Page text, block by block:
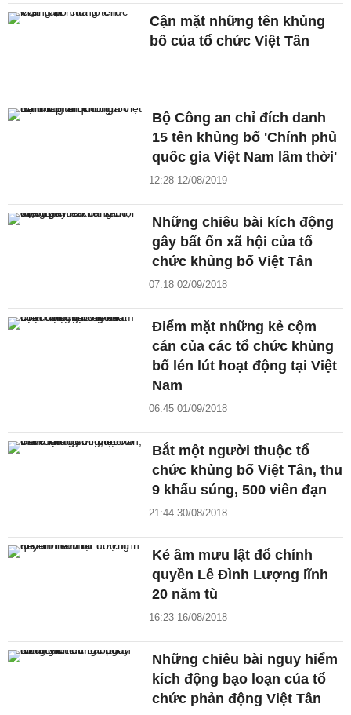
Cận mặt những tên khủng
bố của tổ chức Việt Tân
Bộ Công an chỉ đích danh
15 tên khủng bố 'Chính phủ
quốc gia Việt Nam lâm thời'
12:28 12/08/2019
Những chiêu bài kích động
gây bất ổn xã hội của tổ
chức khủng bố Việt Tân
07:18 02/09/2018
Điểm mặt những kẻ cộm
cán của các tổ chức khủng
bố lén lút hoạt động tại Việt
Nam
06:45 01/09/2018
Bắt một người thuộc tổ
chức khủng bố Việt Tân, thu
9 khẩu súng, 500 viên đạn
21:44 30/08/2018
Kẻ âm mưu lật đổ chính
quyền Lê Đình Lượng lĩnh
20 năm tù
16:23 16/08/2018
Những chiêu bài nguy hiểm
kích động bạo loạn của tổ
chức phản động Việt Tân